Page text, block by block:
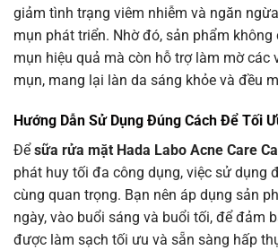
giảm tình trạng viêm nhiễm và ngăn
mụn phát triển. Nhờ đó, sản phẩm không
mụn hiệu quả mà còn hỗ trợ làm mờ các
mụn, mang lại làn da sáng khỏe và đều
Hướng Dẫn Sử Dụng Đúng Cách Để Tối
Để sữa rửa mặt Hada Labo Acne Care
phát huy tối đa công dụng, việc sử dụng
cùng quan trọng. Bạn nên áp dụng sản
ngày, vào buổi sáng và buổi tối, để đảm
được làm sạch tối ưu và sẵn sàng hấp